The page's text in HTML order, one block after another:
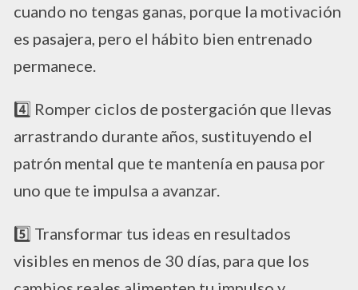
cuando no tengas ganas, porque la motivación
es pasajera, pero el hábito bien entrenado
permanece.
4️⃣ Romper ciclos de postergación que llevas
arrastrando durante años, sustituyendo el
patrón mental que te mantenía en pausa por
uno que te impulsa a avanzar.
5️⃣ Transformar tus ideas en resultados
visibles en menos de 30 días, para que los